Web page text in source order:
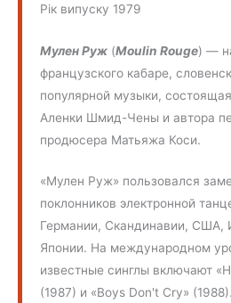
Рік випуску 1979
Мулен Руж (Moulin Rouge) —
французского кабаре,
популярной музыки,
Аленки Шмид-Чены и автора
продюсера Матьяжа Коси.
«Мулен Руж» пользовался
поклонников электронной
Германии, Скандинавии, США,
Японии. На международном
известные синглы включают
(1987) и «Boys Don't Cry»